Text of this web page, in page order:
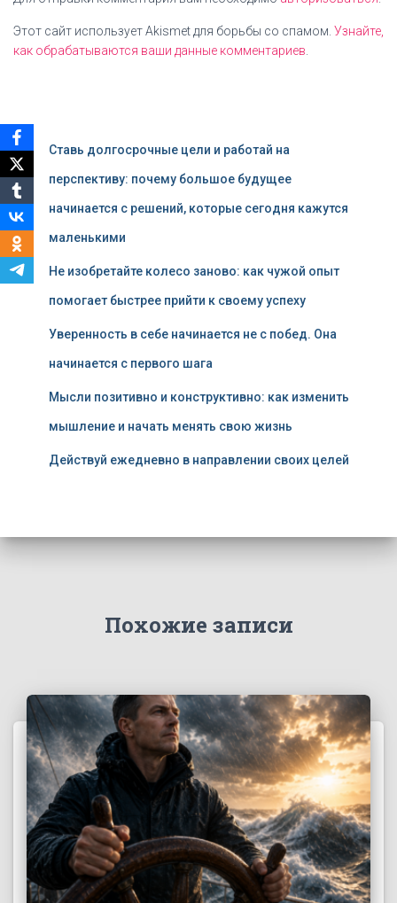
Этот сайт использует Akismet для борьбы со спамом. Узнайте,
как обрабатываются ваши данные комментариев
Ставь долгосрочные цели и работай на
перспективу: почему большое будущее
начинается с решений, которые сегодня кажутся
маленькими
Не изобретайте колесо заново: как чужой опыт
помогает быстрее прийти к своему успеху
Уверенность в себе начинается не с побед. Она
начинается с первого шага
Мысли позитивно и конструктивно: как изменить
мышление и начать менять свою жизнь
Действуй ежедневно в направлении своих целей
Похожие записи